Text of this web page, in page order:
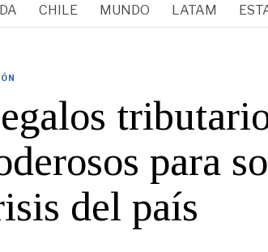
CHILE MUNDO LATAM
para
del país